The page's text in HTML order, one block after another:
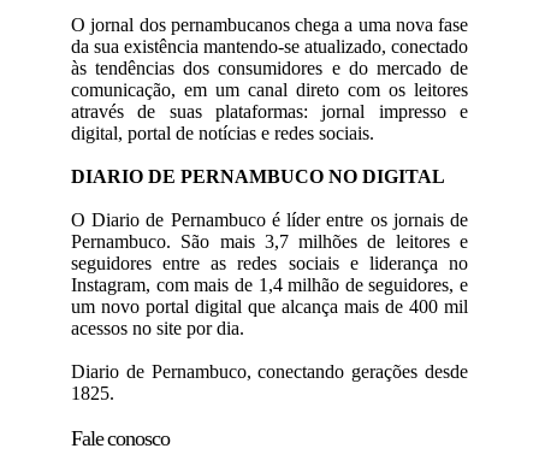
O jornal dos pernambucanos chega a uma nova fase
da sua existência mantendo-se atualizado, conectado
às tendências dos consumidores e do mercado de
comunicação, em um canal direto com os leitores
através de suas plataformas: jornal impresso e
digital, portal de notícias e redes sociais.
DIARIO DE PERNAMBUCO NO DIGITAL
O Diario de Pernambuco é líder entre os jornais de
Pernambuco. São mais 3,7 milhões de leitores e
seguidores entre as redes sociais e liderança no
Instagram, com mais de 1,4 milhão de seguidores, e
um novo portal digital que alcança mais de 400 mil
acessos no site por dia.
Diario de Pernambuco, conectando gerações desde
1825.
Fale conosco